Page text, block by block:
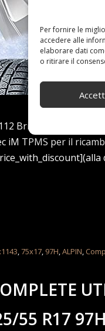
Per fornire le
accedere alle
elaborare dati
o ritirare il
Brillantsilber4x
iM TPMS per il
,75x17 97H ,ALPIN
55 R17